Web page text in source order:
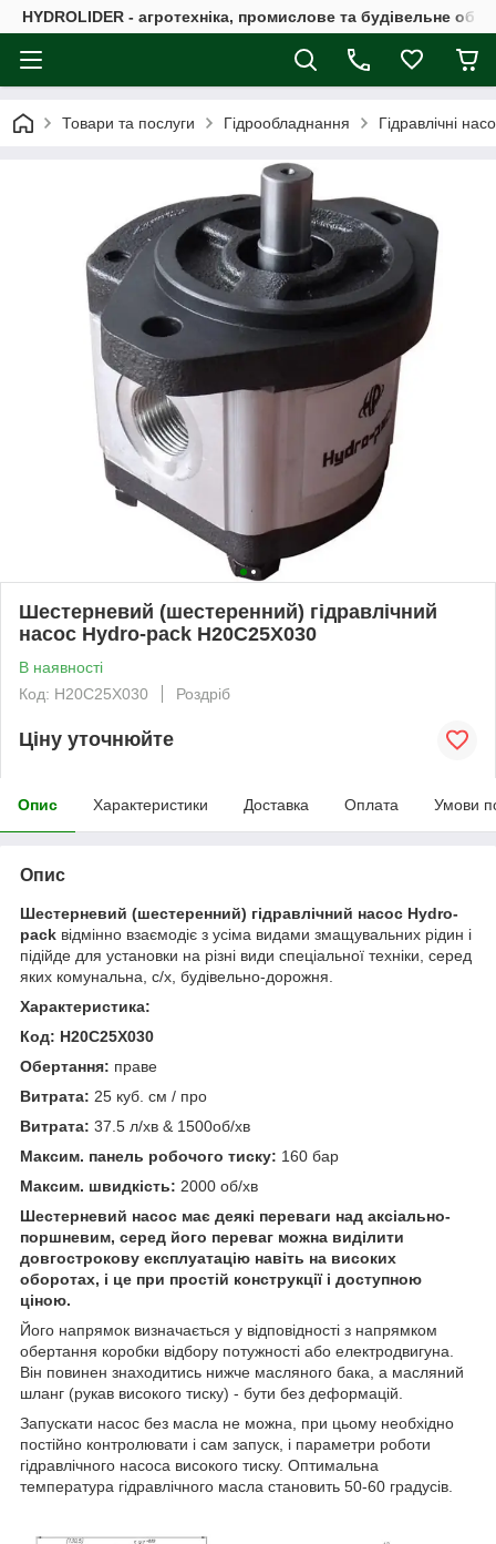
HYDROLIDER - агротехніка, промислове та будівельне
Товари та послуги Гідрообладнання Гідравлічні
Шестерневий (шестеренний) гідравлічний
насос Hydro-pack H20C25X030
В наявності
Код: H20C25X030
Роздріб
Ціну уточнюйте
Опис Характеристики Доставка Оплата Умови
Опис
Шестерневий (шестеренний) гідравлічний насос Hydro-
pack відмінно взаємодіє з усіма видами змащувальних рідин і
підійде для установки на різні види спеціальної техніки, серед
яких комунальна, с/х, будівельно-дорожня.
Характеристика:
Код: H20C25X030
Обертання: праве
Витрата: 25 куб. см / про
Витрата: 37.5 л/хв & 1500об/хв
Максим. панель робочого тиску: 160 бар
Максим. швидкість: 2000 об/хв
Шестерневий насос має деякі переваги над аксіально-
поршневим, серед його переваг можна виділити
довгострокову експлуатацію навіть на високих
оборотах, і це при простій конструкції і доступною
ціною.
Його напрямок визначається у відповідності з напрямком
обертання коробки відбору потужності або електродвигуна.
Він повинен знаходитись нижче масляного бака, а масляний
шланг (рукав високого тиску) - бути без деформацій.
Запускати насос без масла не можна, при цьому необхідно
постійно контролювати і сам запуск, і параметри роботи
гідравлічного насоса високого тиску. Оптимальна
температура гідравлічного масла становить 50-60 градусів.